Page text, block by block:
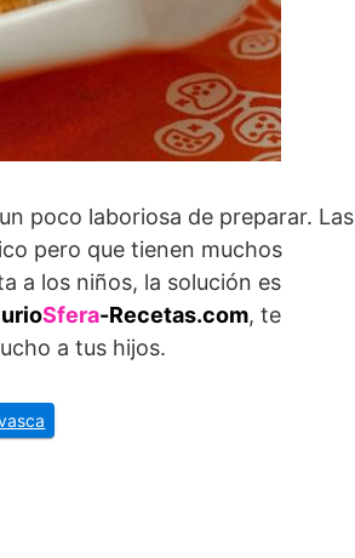
poco laboriosa de preparar. Las
pero que tienen muchos
a los niños, la solución es
Sfera-Recetas.com, te
a tus hijos.